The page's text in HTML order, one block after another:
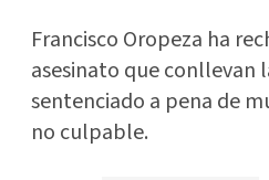
Francisco Oropeza ha
asesinato que conllevan
sentenciado a pena de
no culpable.